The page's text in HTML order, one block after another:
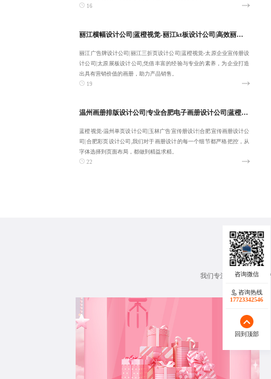
16
丽江横幅设计公司|蓝橙视觉-丽江kt板设计公司|高效丽江广告牌设计公司|丽江三折页设计公司-稳定可靠专业
丽江广告牌设计公司|丽江三折页设计公司|蓝橙视觉-太原企业宣传册设
计公司|太原展板设计公司,凭借丰富的经验与专业的素养，为企业打造
出具有营销价值的画册，助力产品销售。
19
温州画册排版设计公司|专业合肥电子画册设计公司|蓝橙视觉-温州单页设计公司|玉林广告宣传册设计-稳定可靠专业
蓝橙视觉-温州单页设计公司|玉林广告宣传册设计|合肥宣传画册设计公
司|合肥彩页设计公司,我们对于画册设计的每一个细节都严格把控，从
字体选择到页面布局，都做到精益求精。
22
我们专注企业宣传册、
咨询热线
17723342546
回到顶部